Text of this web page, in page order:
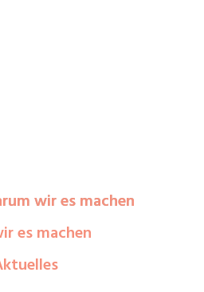
wir es machen
es machen